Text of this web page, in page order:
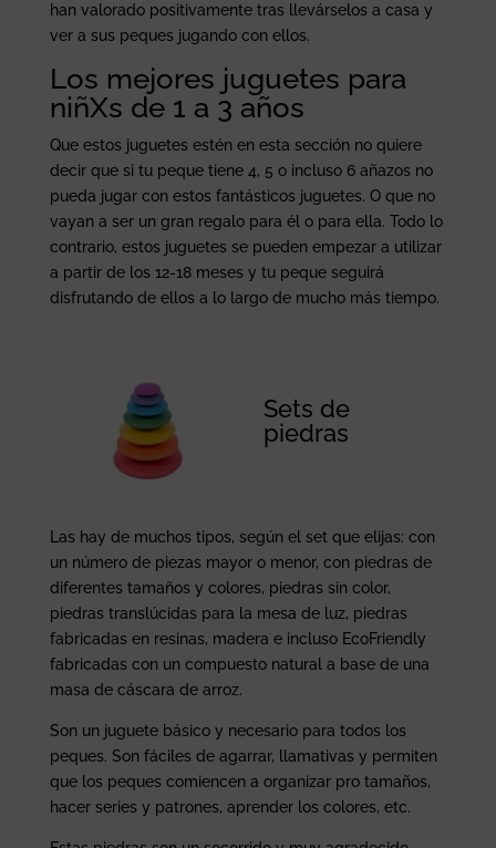
han valorado positivamente tras llevárselos a casa y
ver a sus peques jugando con ellos.
Los mejores juguetes para
niñXs de 1 a 3 años
Que estos juguetes estén en esta sección no quiere
decir que si tu peque tiene 4, 5 o incluso 6 añazos no
pueda jugar con estos fantásticos juguetes. O que no
vayan a ser un gran regalo para él o para ella. Todo lo
contrario, estos juguetes se pueden empezar a utilizar
a partir de los 12-18 meses y tu peque seguirá
disfrutando de ellos a lo largo de mucho más tiempo.
Sets de
piedras
Las hay de muchos tipos, según el set que elijas: con
un número de piezas mayor o menor, con piedras de
diferentes tamaños y colores, piedras sin color,
piedras translúcidas para la mesa de luz, piedras
fabricadas en resinas, madera e incluso EcoFriendly
fabricadas con un compuesto natural a base de una
masa de cáscara de arroz.
Son un juguete básico y necesario para todos los
peques. Son fáciles de agarrar, llamativas y permiten
que los peques comiencen a organizar pro tamaños,
hacer series y patrones, aprender los colores, etc.